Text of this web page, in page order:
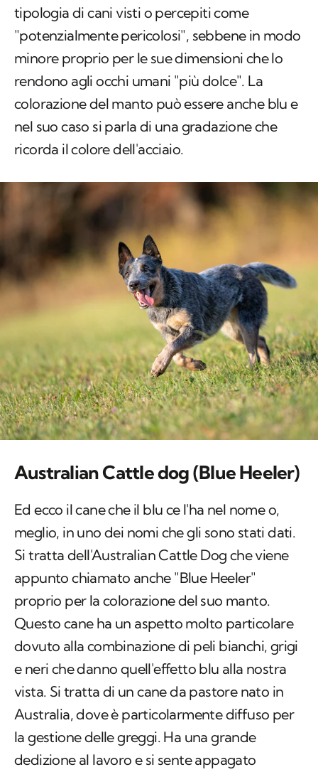
tipologia di cani visti o percepiti come
"potenzialmente pericolosi", sebbene in modo
minore proprio per le sue dimensioni che lo
rendono agli occhi umani "più dolce". La
colorazione del manto può essere anche blu e
nel suo caso si parla di una gradazione che
ricorda il colore dell'acciaio.
Australian Cattle dog (Blue Heeler)
Ed ecco il cane che il blu ce l'ha nel nome o,
meglio, in uno dei nomi che gli sono stati dati.
Si tratta dell'Australian Cattle Dog che viene
appunto chiamato anche "Blue Heeler"
proprio per la colorazione del suo manto.
Questo cane ha un aspetto molto particolare
dovuto alla combinazione di peli bianchi, grigi
e neri che danno quell'effetto blu alla nostra
vista. Si tratta di un cane da pastore nato in
Australia, dove è particolarmente diffuso per
la gestione delle greggi. Ha una grande
dedizione al lavoro e si sente appagato